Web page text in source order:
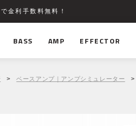
金利手数料無料！
BASS AMP EFFECTOR
> ベースアンプ｜アンプシミュレーター >